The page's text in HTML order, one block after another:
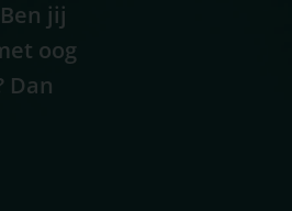
jij
oog
Dan